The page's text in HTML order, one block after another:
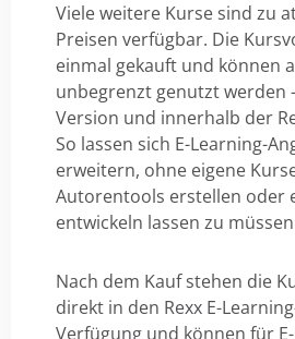
Viele weitere Kurse sind zu
Preisen verfügbar. Die
einmal gekauft und können
unbegrenzt genutzt werden
Version und innerhalb der
So lassen sich E-Learning-
erweitern, ohne eigene
Autorentools erstellen oder
entwickeln lassen zu
Nach dem Kauf stehen die
direkt in den Rexx E-
Verfügung und können für